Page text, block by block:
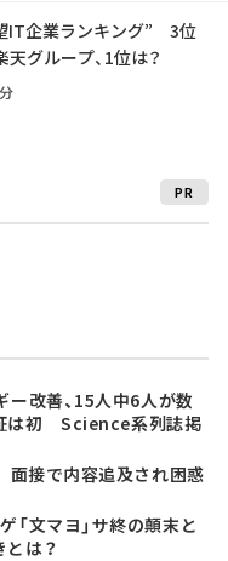
IT企業ランキング” 3位
グループ、1位は？
PR
ー改善、15人中6人が数
は初 Science系列誌掲
面接で内容追及され困惑
文マヨ」サ終の顛末と
は？